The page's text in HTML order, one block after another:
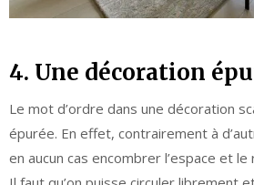
4. Une décoration
Le mot d’ordre dans une décoration
épurée. En effet, contrairement à
en aucun cas encombrer l’espace et